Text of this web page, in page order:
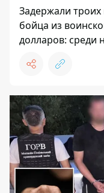
Задержали
бойца из
долларов: среди